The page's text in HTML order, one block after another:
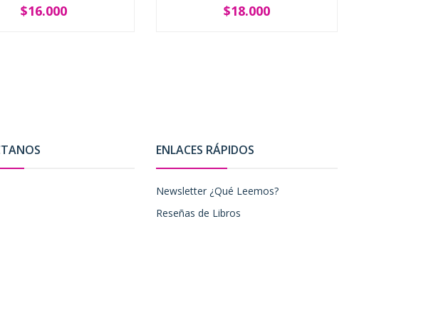
+
$16.000 +
$18.000
ENLACES RÁPIDOS
Newsletter ¿Qué Leemos?
Reseñas de Libros